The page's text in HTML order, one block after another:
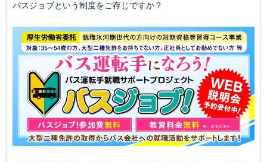
バスジョブという制度をご存じですか？